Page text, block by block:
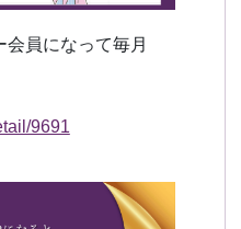
員になって毎月
9691